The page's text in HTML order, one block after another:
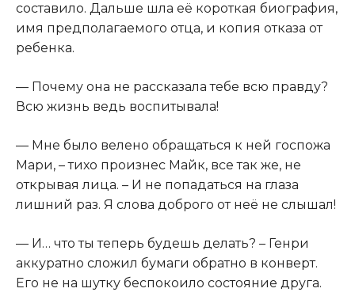
составило. Дальше шла её короткая биография,
имя предполагаемого отца, и копия отказа от
ребенка.
— Почему она не рассказала тебе всю правду?
Всю жизнь ведь воспитывала!
— Мне было велено обращаться к ней госпожа
Мари, – тихо произнес Майк, все так же, не
открывая лица. – И не попадаться на глаза
лишний раз. Я слова доброго от неё не слышал!
— И… что ты теперь будешь делать? – Генри
аккуратно сложил бумаги обратно в конверт.
Его не на шутку беспокоило состояние друга.